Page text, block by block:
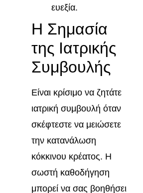
ευεξία.
Η Σημασία
της Ιατρικής
Συμβουλής
Είναι κρίσιμο να ζητάτε
ιατρική συμβουλή όταν
σκέφτεστε να μειώσετε
την κατανάλωση
κόκκινου κρέατος. Η
σωστή καθοδήγηση
μπορεί να σας βοηθήσει